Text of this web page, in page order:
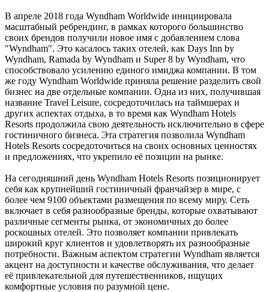
В апреле 2018 года Wyndham Worldwide инициировала
масштабный ребрендинг, в рамках которого большинство
своих брендов получили новое имя с добавлением слова
"Wyndham". Это касалось таких отелей, как Days Inn by
Wyndham, Ramada by Wyndham и Super 8 by Wyndham, что
способствовало усилению единого имиджа компании. В том
же году Wyndham Worldwide приняла решение разделить свой
бизнес на две отдельные компании. Одна из них, получившая
название Travel Leisure, сосредоточилась на таймшерах и
других аспектах отдыха, в то время как Wyndham Hotels
Resorts продолжила свою деятельность исключительно в сфере
гостиничного бизнеса. Эта стратегия позволила Wyndham
Hotels Resorts сосредоточиться на своих основных ценностях
и предложениях, что укрепило её позиции на рынке.
На сегодняшний день Wyndham Hotels Resorts позиционирует
себя как крупнейший гостиничный франчайзер в мире, с
более чем 9100 объектами размещения по всему миру. Сеть
включает в себя разнообразные бренды, которые охватывают
различные сегменты рынка, от экономичных до более
роскошных отелей. Это позволяет компании привлекать
широкий круг клиентов и удовлетворять их разнообразные
потребности. Важным аспектом стратегии Wyndham является
акцент на доступности и качестве обслуживания, что делает
её привлекательной для путешественников, ищущих
комфортные условия по разумной цене.